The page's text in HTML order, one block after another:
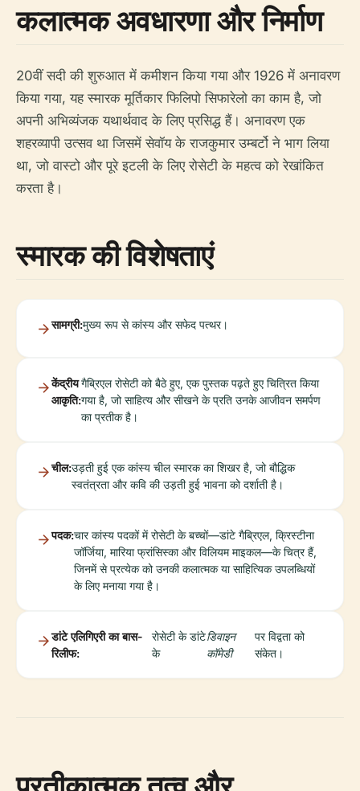
कलात्मक अवधारणा और निर्माण
20वीं सदी की शुरुआत में कमीशन किया गया और 1926 में अनावरण
किया गया, यह स्मारक मूर्तिकार फिलिपो सिफारेलो का काम है, जो
अपनी अभिव्यंजक यथार्थवाद के लिए प्रसिद्ध हैं। अनावरण एक
शहरव्यापी उत्सव था जिसमें सेवॉय के राजकुमार उम्बर्टो ने भाग लिया
था, जो वास्टो और पूरे इटली के लिए रोसेटी के महत्व को रेखांकित
करता है।
स्मारक की विशेषताएं
सामग्री:मुख्य रूप से कांस्य और सफेद पत्थर।
केंद्रीय
आकृति:
गैब्रिएल रोसेटी को बैठे हुए, एक पुस्तक पढ़ते हुए चित्रित किया
गया है, जो साहित्य और सीखने के प्रति उनके आजीवन समर्पण
का प्रतीक है।
चील:उड़ती हुई एक कांस्य चील स्मारक का शिखर है, जो बौद्धिक
स्वतंत्रता और कवि की उड़ती हुई भावना को दर्शाती है।
पदक:चार कांस्य पदकों में रोसेटी के बच्चों—डांटे गैब्रिएल, क्रिस्टीना
जॉर्जिया, मारिया फ्रांसिस्का और विलियम माइकल—के चित्र हैं,
जिनमें से प्रत्येक को उनकी कलात्मक या साहित्यिक उपलब्धियों
के लिए मनाया गया है।
डांटे एलिगिएरी का बास-
रिलीफ:
रोसेटी के डांटे
के
डिवाइन
कॉमेडी
पर विद्वता को
संकेत।